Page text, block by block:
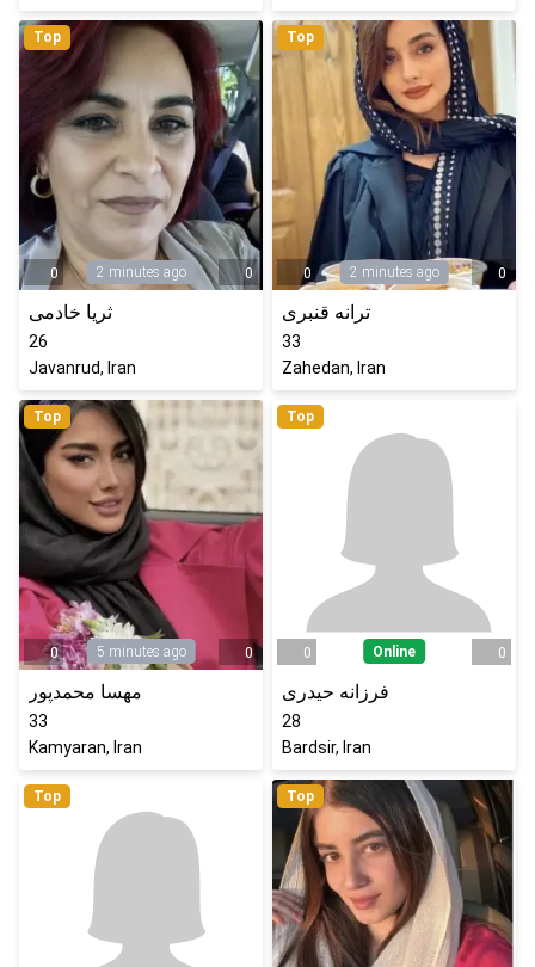
Top
0 2 minutes ago 0
ثریا خادمی
26
Javanrud, Iran
Top
0 2 minutes ago 0
ترانه قنبری
33
Zahedan, Iran
Top
0 5 minutes ago 0
مهسا محمدپور
33
Kamyaran, Iran
Top
0 Online 0
فرزانه حیدری
28
Bardsir, Iran
Top Top